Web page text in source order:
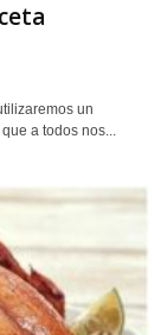
un
a todos nos...